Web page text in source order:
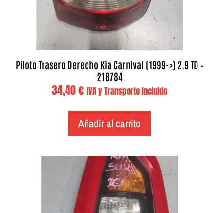
Piloto Trasero Derecho Kia Carnival (1999->) 2.9 TD –
218784
34,40€ IVA y Transporte Incluido
Añadir al carrito